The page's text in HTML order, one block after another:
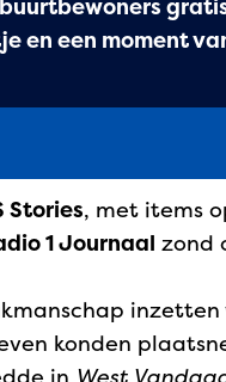
en een moment
Stories, met items
1 Journaal zond
konden